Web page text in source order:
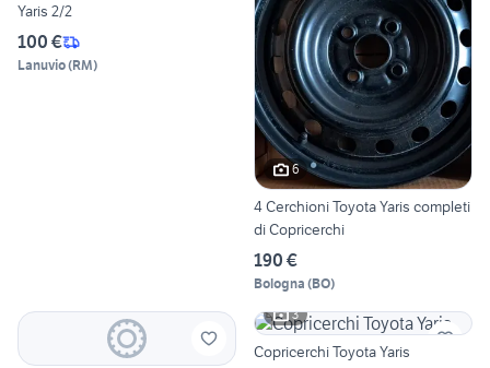
Yaris 2/2
100 €
Lanuvio(RM)
6
4 Cerchioni Toyota Yaris completi
di Copricerchi
190 €
Bologna (BO)
3
Copricerchi Toyota Yaris